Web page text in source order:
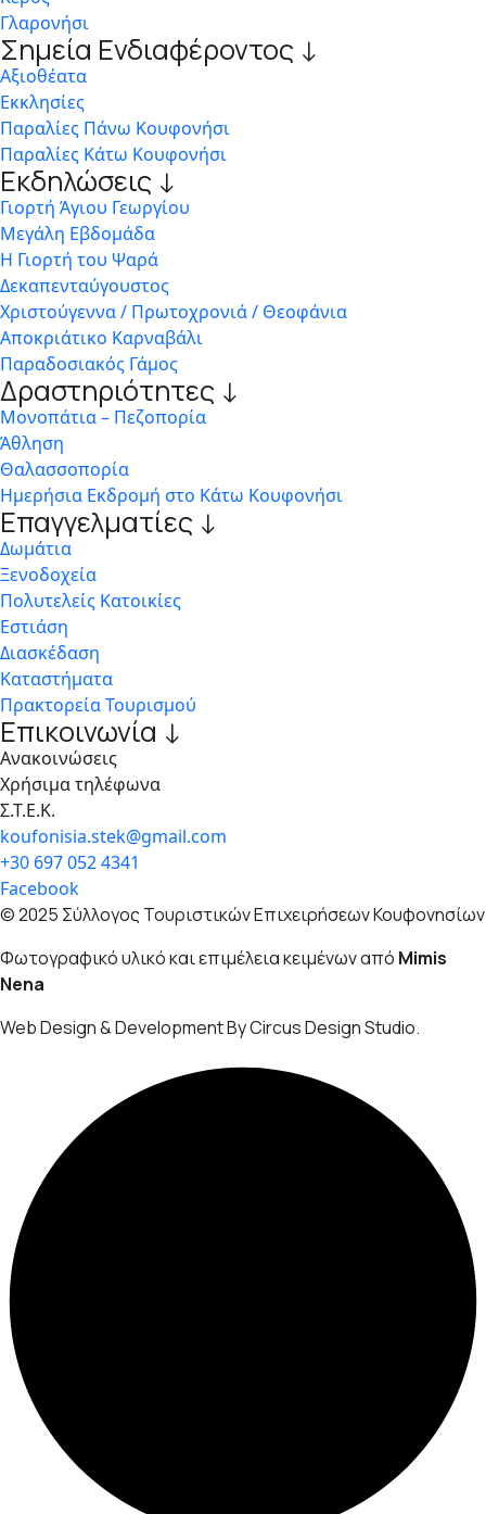
Γλαρονήσι
Σημεία Ενδιαφέροντος ↓
Αξιοθέατα
Εκκλησίες
Παραλίες Πάνω Κουφονήσι
Παραλίες Κάτω Κουφονήσι
Εκδηλώσεις ↓
Γιορτή Άγιου Γεωργίου
Μεγάλη Εβδομάδα
Η Γιορτή του Ψαρά
Δεκαπενταύγουστος
Χριστούγεννα / Πρωτοχρονιά / Θεοφάνια
Αποκριάτικο Καρναβάλι
Παραδοσιακός Γάμος
Δραστηριότητες ↓
Μονοπάτια – Πεζοπορία
Άθληση
Θαλασσοπορία
Ημερήσια Εκδρομή στο Κάτω Κουφονήσι
Επαγγελματίες ↓
Δωμάτια
Ξενοδοχεία
Πολυτελείς Κατοικίες
Εστιάση
Διασκέδαση
Καταστήματα
Πρακτορεία Τουρισμού
Επικοινωνία ↓
Ανακοινώσεις
Χρήσιμα τηλέφωνα
Σ.Τ.Ε.Κ.
koufonisia.stek@gmail.com
+30 697 052 4341
Facebook
© 2025 Σύλλογος Τουριστικών Επιχειρήσεων Κουφονησίων
Φωτογραφικό υλικό και επιμέλεια κειμένων από Mimis
Nena
Web Design & Development By Circus Design Studio.